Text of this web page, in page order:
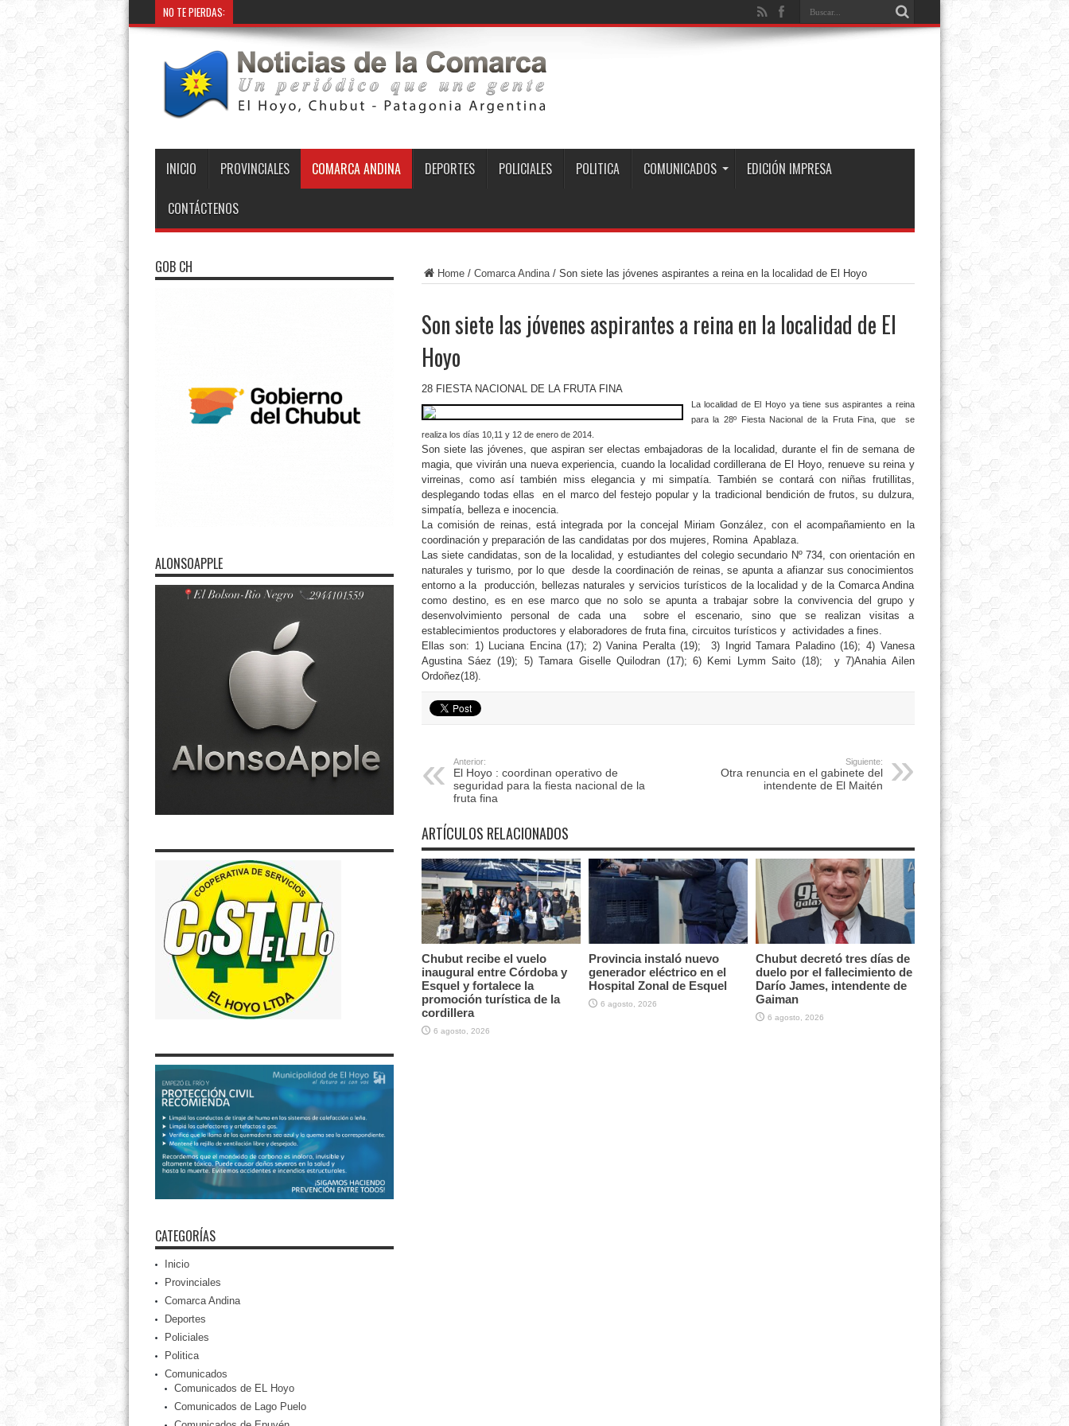
NO TE PIERDAS:
INICIO PROVINCIALES COMARCA ANDINA DEPORTES POLICIALES POLITICA COMUNICADOS EDICIÓN IMPRESA
CONTÁCTENOS
Home/ Comarca Andina/ Son siete las jóvenes aspirantes a reina en la localidad de El Hoyo
Son siete las jóvenes aspirantes a reina en la localidad de El
Hoyo
28 FIESTA NACIONAL DE LA FRUTA FINA
La localidad de El Hoyo ya tiene sus aspirantes a reina
para la 28º Fiesta Nacional de la Fruta Fina, que se
realiza los días 10,11 y 12 de enero de 2014.
Son siete las jóvenes, que aspiran ser electas embajadoras de la localidad, durante el fin de semana de
magia, que vivirán una nueva experiencia, cuando la localidad cordillerana de El Hoyo, renueve su reina y
virreinas, como así también miss elegancia y mi simpatía.También se contará con niñas frutillitas,
desplegando todas ellas en el marco del festejo popular y la tradicional bendición de frutos, su dulzura,
simpatía, belleza e inocencia.
La comisión de reinas, está integrada por la concejal Miriam González, con el acompañamiento en la
coordinación y preparación de las candidatas por dos mujeres, Romina Apablaza.
Las siete candidatas, son de la localidad, y estudiantes del colegio secundario Nº 734, con orientación en
naturales y turismo, por lo que desde la coordinación de reinas, se apunta a afianzar sus conocimientos
entorno a la producción, bellezas naturales y servicios turísticos de la localidad y de la Comarca Andina
como destino, es en ese marco que no solo se apunta a trabajar sobre la convivencia del grupo y
desenvolvimiento personal de cada una sobre el escenario, sino que se realizan visitas a
establecimientos productores y elaboradores de fruta fina, circuitos turísticos y actividades a fines.
Ellas son: 1) Luciana Encina (17); 2) Vanina Peralta (19); 3) Ingrid Tamara Paladino (16); 4) Vanesa
Agustina Sáez (19); 5) Tamara Giselle Quilodran (17); 6) Kemi Lymm Saito (18); y 7)Anahia Ailen
Ordoñez(18).
Anterior:
El Hoyo : coordinan operativo de
seguridad para la fiesta nacional de la
fruta fina
Siguiente:
Otra renuncia en el gabinete del
intendente de El Maitén
ARTÍCULOS RELACIONADOS
Chubut recibe el vuelo
inaugural entre Córdoba y
Esquel y fortalece la
promoción turística de la
cordillera
6 agosto, 2026
Provincia instaló nuevo
generador eléctrico en el
Hospital Zonal de Esquel
6 agosto, 2026
Chubut decretó tres días de
duelo por el fallecimiento de
Darío James, intendente de
Gaiman
6 agosto, 2026
GOB CH
ALONSOAPPLE
CATEGORÍAS
Inicio
Provinciales
Comarca Andina
Deportes
Policiales
Politica
Comunicados
Comunicados de EL Hoyo
Comunicados de Lago Puelo